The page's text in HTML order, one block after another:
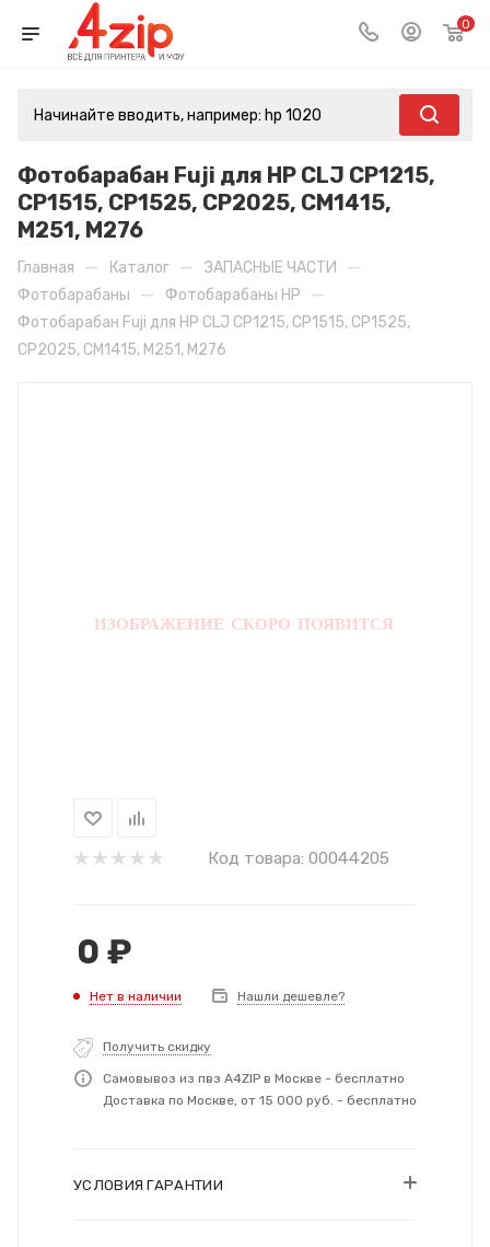
0
Фотобарабан Fuji для HP CLJ CP1215,
CP1515, CP1525, CP2025, CM1415,
M251, M276
Главная — Каталог — ЗАПАСНЫЕ ЧАСТИ —
Фотобарабаны — Фотобарабаны HP —
Фотобарабан Fuji для HP CLJ CP1215, CP1515, CP1525,
CP2025, CM1415, M251, M276
Код товара: 00044205
0 ₽
Нет в наличии Нашли дешевле?
Получить скидку
Самовывоз из пвз A4ZIP в Москве - бесплатно
Доставка по Москве, от 15 000 руб. - бесплатно
УСЛОВИЯ ГАРАНТИИ